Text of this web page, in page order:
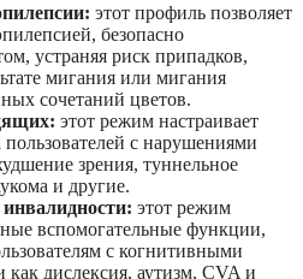
этот профиль позволяет
безопасно
устраняя риск припадков,
мигания или мигания
сочетаний цветов.
этот режим настраивает
пользователей с нарушениями
зрения, туннельное
и другие.
этот режим
вспомогательные функции,
с когнитивными
дислексия, аутизм, CVA и